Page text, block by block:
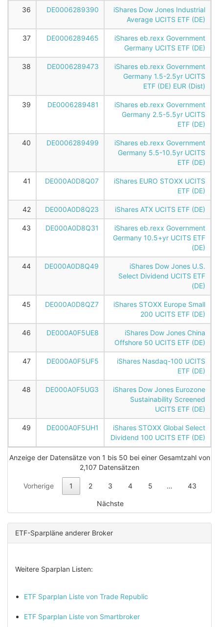
36 DE0006289390
iShares Dow Jones Industrial
Average UCITS ETF (DE)
37 DE0006289465
iShares eb.rexx Government
Germany UCITS ETF (DE)
38 DE0006289473
iShares eb.rexx Government
Germany 1.5-2.5yr UCITS
ETF (DE) EUR (Dist)
39 DE0006289481
iShares eb.rexx Government
Germany 2.5-5.5yr UCITS
ETF (DE)
40 DE0006289499
iShares eb.rexx Government
Germany 5.5-10.5yr UCITS
ETF (DE)
41 DE000A0D8Q07
iShares EURO STOXX UCITS
ETF (DE)
42 DE000A0D8Q23 iShares ATX UCITS ETF (DE)
43 DE000A0D8Q31
iShares eb.rexx Government
Germany 10.5+yr UCITS ETF
(DE)
44 DE000A0D8Q49
iShares Dow Jones U.S.
Select Dividend UCITS ETF
(DE)
45 DE000A0D8QZ7
iShares STOXX Europe Small
200 UCITS ETF (DE)
46 DE000A0F5UE8
iShares Dow Jones China
Offshore 50 UCITS ETF (DE)
47 DE000A0F5UF5
iShares Nasdaq-100 UCITS
ETF (DE)
48 DE000A0F5UG3
iShares Dow Jones Eurozone
Sustainability Screened
UCITS ETF (DE)
49 DE000A0F5UH1
iShares STOXX Global Select
Dividend 100 UCITS ETF (DE)
Anzeige der Datensätze von 1 bis 50 bei einer Gesamtzahl von
2,107 Datensätzen
Vorherige 1 2 3 4 5 … 43
Nächste
ETF-Sparpläne anderer Broker
Weitere Sparplan Listen:
ETF Sparplan Liste von Trade Republic
ETF Sparplan Liste von Smartbroker